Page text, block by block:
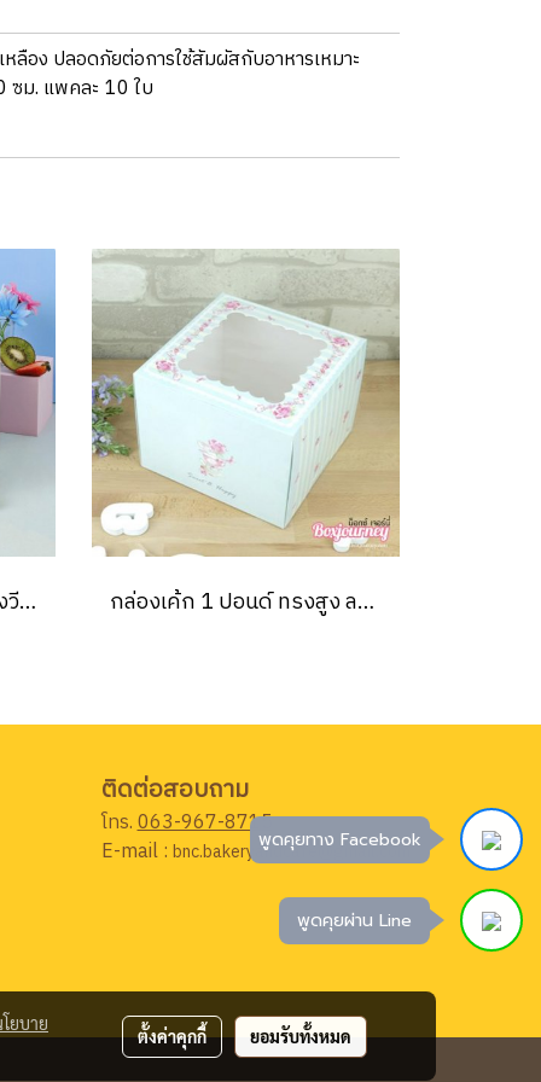
อง ปลอดภัยต่อการใช้สัมผัสกับอาหารเหมาะ
ซม. แพคละ 10 ใบ
กล่องเค้ก 1 ปอนด์ หน้าต่างวีเชฟ สีขาว 20.5x20.5x16 ซม. (10ชิ้น/แพค) กล่องเค้ก 1 ปอนด์ ทรงสูง ลายมิ้นต์กุหลาบลายทาง (10ชิ้น/แพค)
ติดต่อสอบถาม
โทร.063-967-8715
E-mail : bnc.bakeryandcafe@gmail.com
ยบาย
ตั้งค่าคุกกี้ ยอมรับทั้งหมด
พูดคุยทาง Facebook
พูดคุยผ่าน Line